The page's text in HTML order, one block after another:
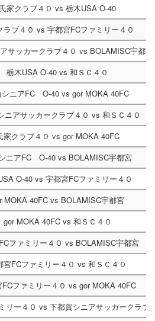
氏家クラブ４０ vs 栃木USA O-40
ラブ４０ vs 宇都宮FCファミリー４０
サッカークラブ４０ vs BOLAMISC宇都宮
栃木USA O-40 vs 和ＳＣ４０
シニアFC O-40vs gor MOKA 40FC
ニアサッカークラブ４０ vs 和ＳＣ４０
家クラブ４０ vs gor MOKA 40FC
ニアFC O-40 vs BOLAMISC宇都宮
O-40 vs 宇都宮FCファミリー４０
MOKA 40FCvs BOLAMISC宇都宮
gor MOKA 40FCvs 和ＳＣ４０
ファミリー４０ vs BOLAMISC宇都宮
宮FCファミリー４０ vs 和ＳＣ４０
ファミリー４０ vs gor MOKA 40FC
リー４０ vs 下都賀シニアサッカークラブ